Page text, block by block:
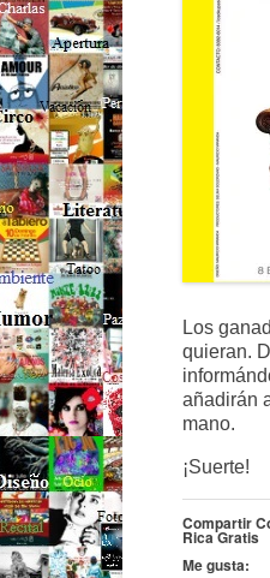
Los
quieran.
añadirán
mano.
¡Suerte!
Compartir
Rica Gratis
Me gusta: